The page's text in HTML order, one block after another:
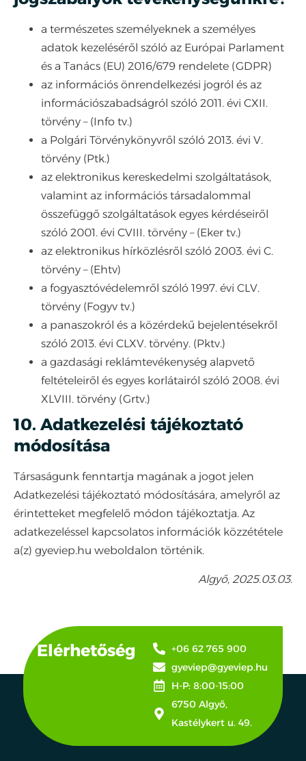
a természetes személyeknek a személyes
adatok kezeléséről szóló az Európai Parlament
és a Tanács (EU) 2016/679 rendelete (GDPR)
az információs önrendelkezési jogról és az
információszabadságról szóló 2011. évi CXII.
törvény – (Info tv.)
a Polgári Törvénykönyvről szóló 2013. évi V.
törvény (Ptk.)
az elektronikus kereskedelmi szolgáltatások,
valamint az információs társadalommal
összefüggő szolgáltatások egyes kérdéseiről
szóló 2001. évi CVIII. törvény – (Eker tv.)
az elektronikus hírközlésről szóló 2003. évi C.
törvény – (Ehtv)
a fogyasztóvédelemről szóló 1997. évi CLV.
törvény (Fogyv tv.)
a panaszokról és a közérdekű bejelentésekről
szóló 2013. évi CLXV. törvény. (Pktv.)
a gazdasági reklámtevékenység alapvető
feltételeiről és egyes korlátairól szóló 2008. évi
XLVIII. törvény (Grtv.)
10. Adatkezelési tájékoztató
módosítása
Társaságunk fenntartja magának a jogot jelen
Adatkezelési tájékoztató módosítására, amelyről az
érintetteket megfelelő módon tájékoztatja. Az
adatkezeléssel kapcsolatos információk közzététele
a(z) gyeviep.hu weboldalon történik.
Algyő, 2025.03.03.
Elérhetőség
+06 62 765 900
gyeviep@gyeviep.hu
H-P: 8:00-15:00
6750 Algyő,
Kastélykert u. 49.